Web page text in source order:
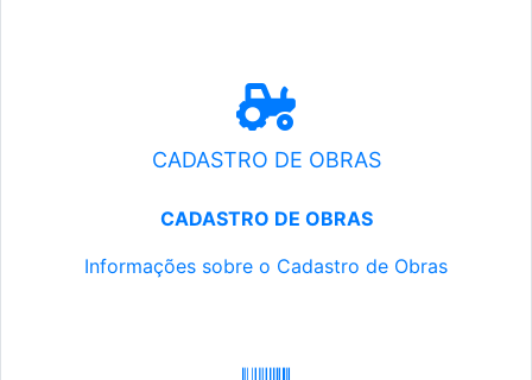
CADASTRO DE OBRAS
CADASTRO DE OBRAS
Informações sobre o Cadastro de Obras